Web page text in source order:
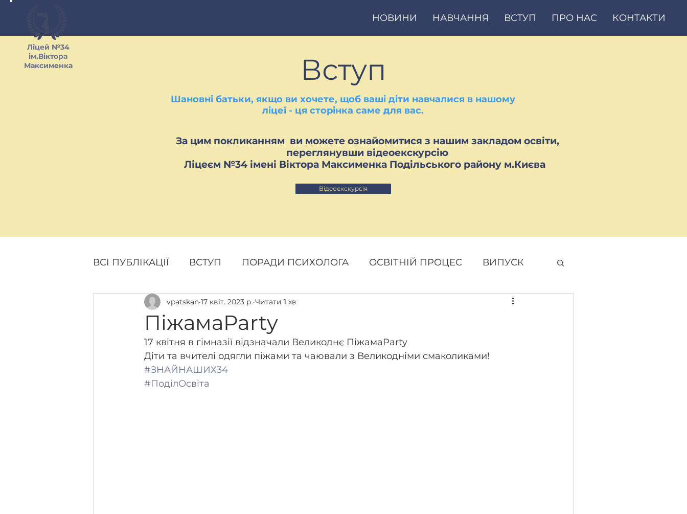
Ліцей №34
ім.Віктора
Максименка
НОВИНИ НАВЧАННЯ ВСТУП ПРО НАС КОНТАКТИ
Вступ
Шановні батьки, якщо ви хочете, щоб ваші діти навчалися в нашому
ліцеї - ця сторінка саме для вас.
За цим покликанням ви можете ознайомитися з нашим закладом освіти,
переглянувши відеоекскурсію
Ліцеєм №34 імені Віктора Максименка Подільського району м.Києва
Відеоекскурсія
ВСІ ПУБЛІКАЦІЇ ВСТУП ПОРАДИ ПСИХОЛОГА ОСВІТНІЙ ПРОЦЕС ВИПУСК
ПРОЕКТНІ НОВИНИ КАРАНТИН
ПіжамаParty
vpatskan 17 квіт. 2023 р. Читати 1 хв
17 квітня в гімназії відзначали Великоднє ПіжамаParty
Діти та вчителі одягли піжами та чаювали з Великодніми смаколиками!
#ЗНАЙНАШИХ34
#ПоділОсвіта